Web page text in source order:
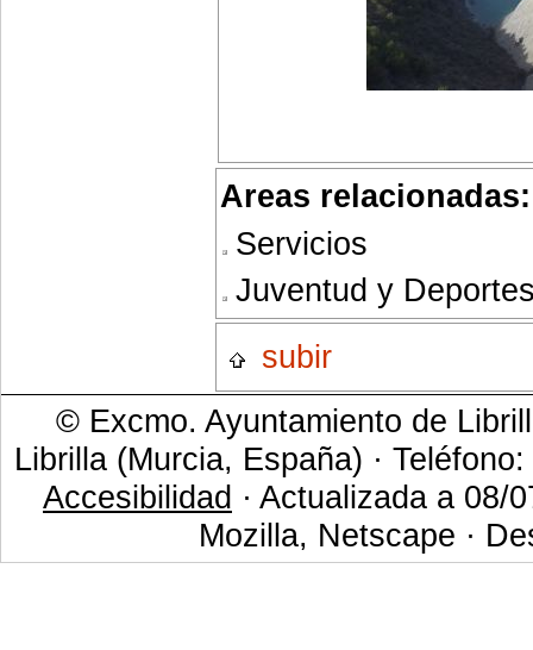
Areas relacionadas:
Servicios
Juventud y
subir
© Excmo. Ayuntamiento de
Librilla (Murcia, España) ·
Accesibilidad · Actualizada a 08/
Mozilla, Netscape ·